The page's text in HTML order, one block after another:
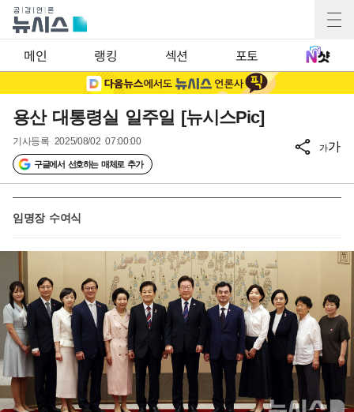
메인 랭킹 섹션 포토
용산 대통령실 일주일 [뉴시스Pic]
기사등록 2025/08/02 07:00:00
구글에서 선호하는 매체로 추가
가가
임명장 수여식